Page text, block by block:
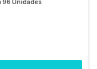
96 Unidades